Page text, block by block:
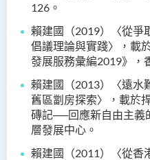
126。
賴建國（2019）〈從爭
倡議理論與實踐〉，載
發展服務彙編2019》，
賴建國（2013）〈遠水
舊區劏房探索〉，載於
磚記──回應新自由主義
層發展中心。
賴建國（2011）〈從香